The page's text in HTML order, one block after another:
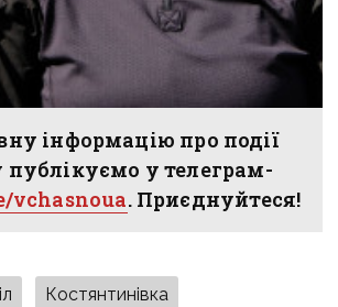
інформацію про події
публікуємо у телеграм-
vchasnoua. Приєднуйтеся!
Костянтинівка